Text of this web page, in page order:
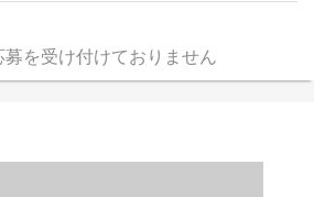
募を受け付けておりません